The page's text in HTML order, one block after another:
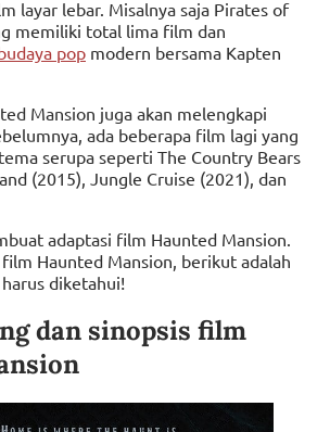
layar lebar. Misalnya saja Pirates of
memiliki total lima film dan
pop modern bersama Kapten
Mansion juga akan melengkapi
ada beberapa film lagi yang
serupa seperti The Country Bears
(2015), Jungle Cruise (2021), dan
adaptasi film Haunted Mansion.
film Haunted Mansion, berikut adalah
diketahui!
dan sinopsis film